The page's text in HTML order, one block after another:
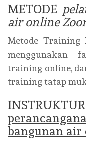
METODE
air online
Metode
menggunakan
training online,
training tatap
bangunan air